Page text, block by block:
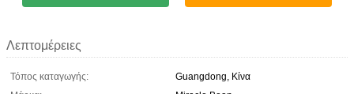
Λεπτομέρειες
Τόπος καταγωγής:
Guangdong, Κίνα